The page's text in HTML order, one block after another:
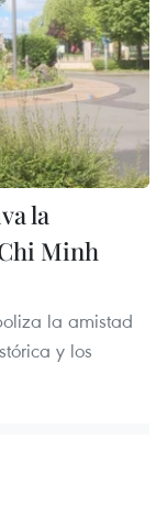
la
Minh
la amistad
y los